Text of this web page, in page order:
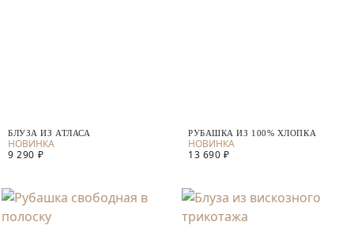
БЛУЗА ИЗ АТЛАСА
9 290 ₽
РУБАШКА ИЗ 100% ХЛОПКА
13 690 ₽